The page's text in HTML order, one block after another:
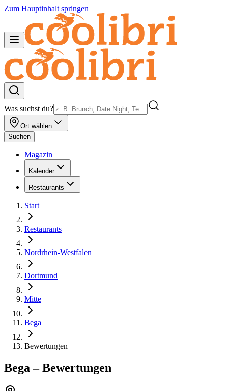
Zum Hauptinhalt springen
Was suchst du?
Ort wählen
Suchen
Magazin
Kalender
Restaurants
Start
Restaurants
Nordrhein-Westfalen
Dortmund
Mitte
Bega
Bewertungen
Bega – Bewertungen